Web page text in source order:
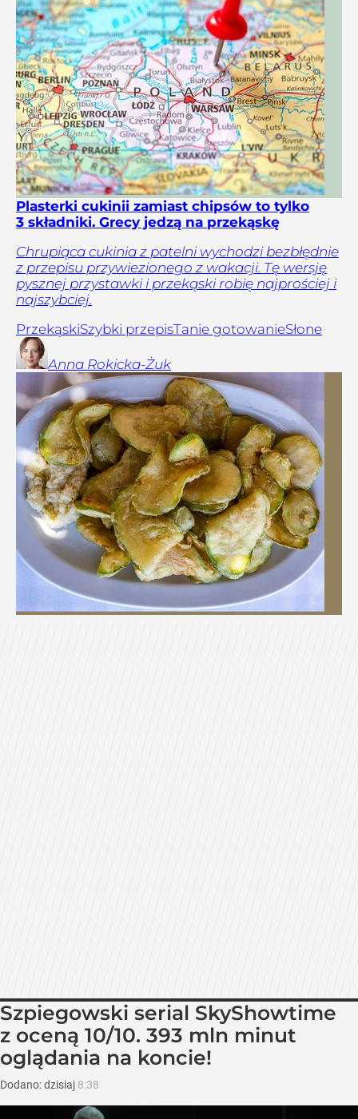
Plasterki cukinii zamiast chipsów to tylko
3 składniki. Grecy jedzą na przekąskę
Chrupiąca cukinia z patelni wychodzi bezbłędnie
z przepisu przywiezionego z wakacji. Tę wersję
pysznej przystawki i przekąski robię najprościej i
najszybciej.
PrzekąskiSzybki przepisTanie gotowanieSłone
Anna Rokicka-Żuk
Szpiegowski serial SkyShowtime
z oceną 10/10. 393 mln minut
oglądania na koncie!
Dodano:dzisiaj 8:38